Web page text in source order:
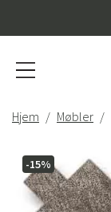
Hjem Møbler
-15%